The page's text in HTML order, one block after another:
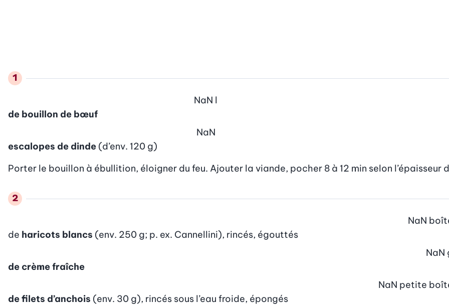
de bouillon de bœuf
NaN l
escalopes de dinde (d’env. 120 g)
NaN
Porter le bouillon à ébullition, éloigner du feu. Ajouter la viande, pocher 8 à 12 min selon l’épaisseur
de haricots blancs (env. 250 g; p. ex. Cannellini), rincés, égouttés
NaN
de crème fraîche
NaN
de filets d’anchois (env. 30 g), rincés sous l’eau froide, épongés
NaN petite